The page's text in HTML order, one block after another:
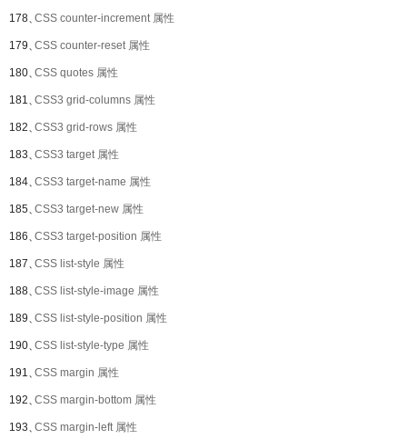
178、CSS counter-increment 属性
179、CSS counter-reset 属性
180、CSS quotes 属性
181、CSS3 grid-columns 属性
182、CSS3 grid-rows 属性
183、CSS3 target 属性
184、CSS3 target-name 属性
185、CSS3 target-new 属性
186、CSS3 target-position 属性
187、CSS list-style 属性
188、CSS list-style-image 属性
189、CSS list-style-position 属性
190、CSS list-style-type 属性
191、CSS margin 属性
192、CSS margin-bottom 属性
193、CSS margin-left 属性